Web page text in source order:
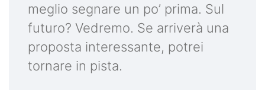
meglio segnare un po’ prima. Sul
futuro? Vedremo. Se arriverà una
proposta interessante, potrei
tornare in pista.